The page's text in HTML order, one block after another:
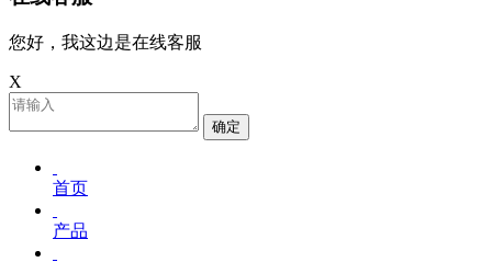
您好，我这边是在线客服
X
确定
首页
产品